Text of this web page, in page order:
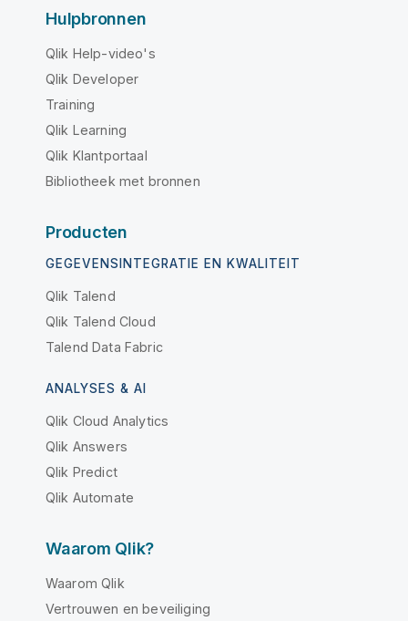
Hulpbronnen
Qlik Help-video's
Qlik Developer
Training
Qlik Learning
Qlik Klantportaal
Bibliotheek met bronnen
Producten
GEGEVENSINTEGRATIE EN KWALITEIT
Qlik Talend
Qlik Talend Cloud
Talend Data Fabric
ANALYSES & AI
Qlik Cloud Analytics
Qlik Answers
Qlik Predict
Qlik Automate
Waarom Qlik?
Waarom Qlik
Vertrouwen en beveiliging